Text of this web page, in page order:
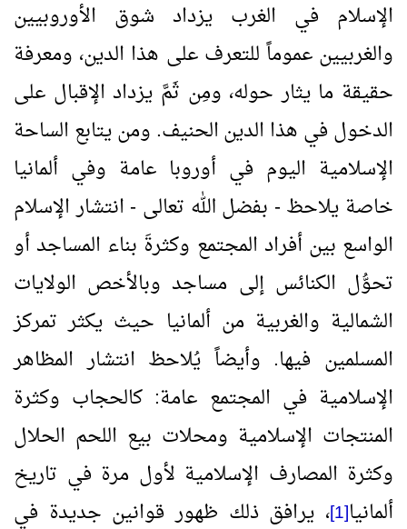
الإسلام في الغرب يزداد شوق الأوروبيين
والغربيين عموماً للتعرف على هذا الدين، ومعرفة
حقيقة ما يثار حوله، ومِن ثَمَّ يزداد الإقبال على
الدخول في هذا الدين الحنيف. ومن يتابع الساحة
الإسلامية اليوم في أوروبا عامة وفي ألمانيا
خاصة يلاحظ - بفضل الله تعالى - انتشار الإسلام
الواسع بين أفراد المجتمع وكثرةَ بناء المساجد أو
تحوُّل الكنائس إلى مساجد وبالأخص الولايات
الشمالية والغربية من ألمانيا حيث يكثر تمركز
المسلمين فيها. وأيضاً يُلاحظ انتشار المظاهر
الإسلامية في المجتمع عامة: كالحجاب وكثرة
المنتجات الإسلامية ومحلات بيع اللحم الحلال
وكثرة المصارف الإسلامية لأول مرة في تاريخ
ألمانيا[1] ، يرافق ذلك ظهور قوانين جديدة في